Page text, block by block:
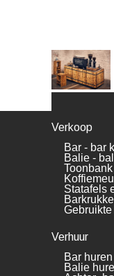
Verkoop
Bar - bar
Balie -
Statafels
Verhuur
Bar huren
Balie